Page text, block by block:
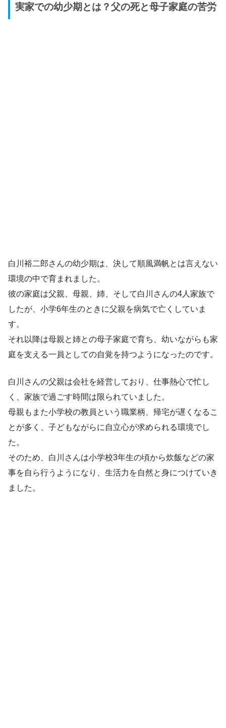
実家での幼少期とは？父の死と母子家庭の苦労
白川裕二郎さんの幼少期は、決して順風満帆とは言えない
環境の中で育まれました。
彼の家庭は父親、母親、姉、そして白川さんの4人家族で
したが、小学6年生のときに父親を病気で亡くしていま
す。
それ以降は母親と姉との母子家庭で育ち、幼いながらも家
庭を支える一員としての自覚を持つようになったのです。
白川さんの父親は会社を経営しており、仕事熱心で忙し
く、家族で過ごす時間は限られていました。
母親もまた小学校の教員という職業柄、帰宅が遅くなるこ
とが多く、子どもながらに自立心が求められる環境でし
た。
そのため、白川さんは小学校3年生の頃から炊飯などの家
事を自ら行うようになり、生活力を自然と身につけていき
ました。